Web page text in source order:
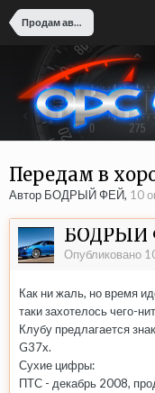
Продам автомобиль
Передам в
Автор БОДРЫЙ ФЕЙ, 10
БОДРЫЙ
Опубликовано
Как ни жаль, но время
таки захотелось чего-
Клубу предлагается
G37x.
Сухие цифры:
ПТС - декабрь 2008,